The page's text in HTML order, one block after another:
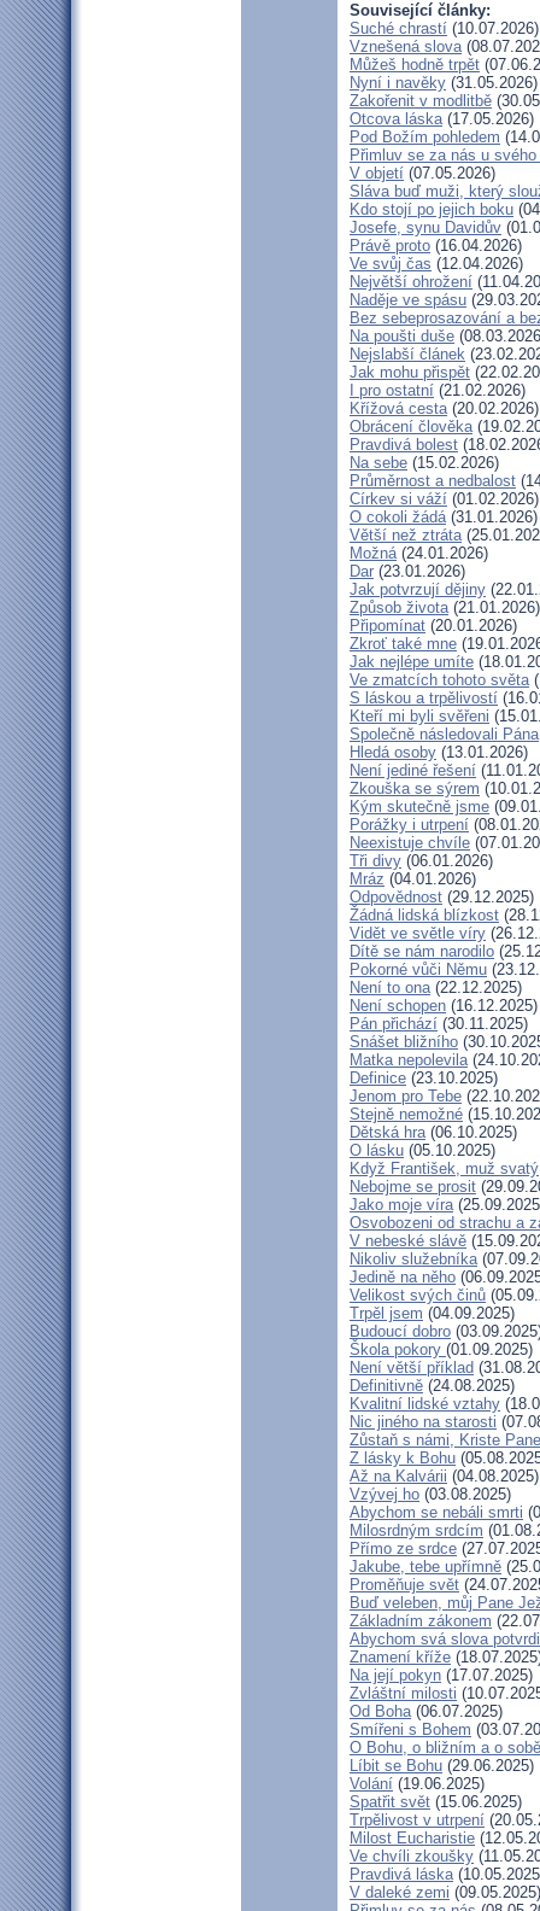
Související články:
Suché chrastí (10.07.2026)
Vznešená slova
Můžeš hodně trpět
Nyní i navěky (31.05.2026)
Zakořenit v modlitbě
Otcova láska(17.05.2026)
Pod Božím pohledem
Přimluv se za nás u
V objetí (07.05.2026)
Sláva buď muži, který
Kdo stojí po jejich boku
Josefe, synu Davidův
Právě proto (16.04.2026)
Ve svůj čas (12.04.2026)
Největší ohrožení
Naděje ve spásu
Bez sebeprosazování a
Na poušti duše
Nejslabší článek
Jak mohu přispět
I pro ostatní (21.02.2026)
Křížová cesta(20.02.2026)
Obrácení člověka
Pravdivá bolest
Na sebe (15.02.2026)
Průměrnost a nedbalost
Církev si váží (01.02.2026)
O cokoli žádá(31.01.2026)
Větší než ztráta
Možná(24.01.2026)
Dar (23.01.2026)
Jak potvrzují dějiny
Způsob života(21.01.2026)
Připomínat (20.01.2026)
Zkroť také mne
Jak nejlépe umíte
Ve zmatcích tohoto světa
S láskou a trpělivostí
Kteří mi byli svěřeni
Společně následovali Pána
Hledá osoby (13.01.2026)
Není jediné řešení
Zkouška se sýrem
Kým skutečně jsme
Porážky i utrpení
Neexistuje chvíle
Tři divy (06.01.2026)
Mráz (04.01.2026)
Odpovědnost (29.12.2025)
Žádná lidská blízkost
Vidět ve světle víry
Dítě se nám narodilo
Pokorné vůči Němu
Není to ona(22.12.2025)
Není schopen (16.12.2025)
Pán přichází (30.11.2025)
Snášet bližního
Matka nepolevila
Definice (23.10.2025)
Jenom pro Tebe
Stejně nemožné
Dětská hra(06.10.2025)
O lásku (05.10.2025)
Když František, muž svatý
Nebojme se prosit
Jako moje víra
Osvobozeni od strachu a
V nebeské slávě
Nikoliv služebníka
Jedině na něho
Velikost svých činů
Trpěl jsem (04.09.2025)
Budoucí dobro
Škola pokory (01.09.2025)
Není větší příklad
Definitivně (24.08.2025)
Kvalitní lidské vztahy
Nic jiného na starosti
Zůstaň s námi, Kriste Pane
Z lásky k Bohu
Až na Kalvárii (04.08.2025)
Vzývej ho (03.08.2025)
Abychom se nebáli smrti
Milosrdným srdcím
Přímo ze srdce
Jakube, tebe upřímně
Proměňuje svět
Buď veleben, můj Pane
Základním zákonem
Abychom svá slova
Znamení kříže
Na její pokyn (17.07.2025)
Zvláštní milosti
Od Boha(06.07.2025)
Smířeni s Bohem
O Bohu, o bližním a o sobě
Líbit se Bohu (29.06.2025)
Volání (19.06.2025)
Spatřit svět (15.06.2025)
Trpělivost v utrpení
Milost Eucharistie
Ve chvíli zkoušky
Pravdivá láska
V daleké zemi (09.05.2025)